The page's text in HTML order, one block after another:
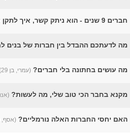
חברים 9 שנים - הוא ניתק קשר, איך לתקן את המצב?
מה לדעתכם ההבדל בין חברות של בנים
מה עושים בחתונה בלי חברים? (עמרי, בן 29)
מקנא בחבר הכי טוב שלי, מה לעשות?
האם יחסי החברות האלה נורמליים? (אסף, בן